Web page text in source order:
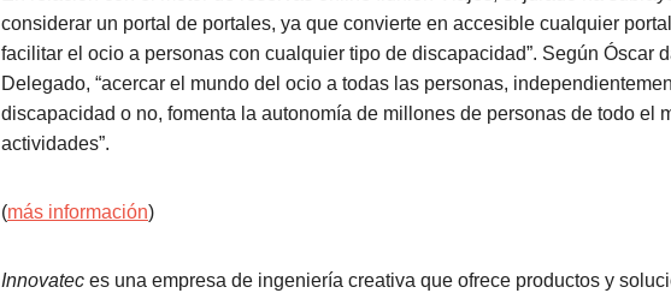
considerar un portal de portales, ya que convierte en accesible cualquier
facilitar el ocio a personas con cualquier tipo de discapacidad”. Según Óscar
Delegado, “acercar el mundo del ocio a todas las personas,
discapacidad o no, fomenta la autonomía de millones de personas de todo el
actividades”.
(más información)
Innovatec es una empresa de ingeniería creativa que ofrece productos y